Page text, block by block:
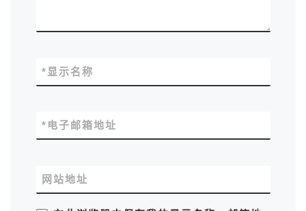
显示名称
*
电子邮箱地址
*
网站地址